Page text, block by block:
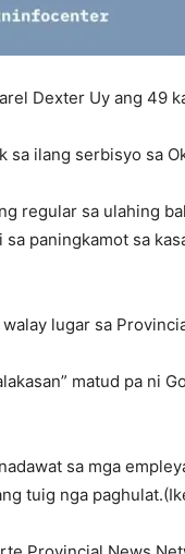
Dexter Uy ang 49
sa ilang serbisyo sa
regular sa ulahing
paningkamot sa
lugar sa
matud pa ni
sa mga
tuig nga